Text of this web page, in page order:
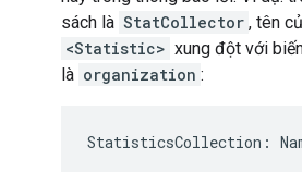
sách là StatCollector , tên
<Statistic> xung đột với
là organization :
StatisticsCollection :